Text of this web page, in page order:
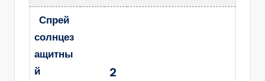
Спрей
солнцез
ащитны
й
2